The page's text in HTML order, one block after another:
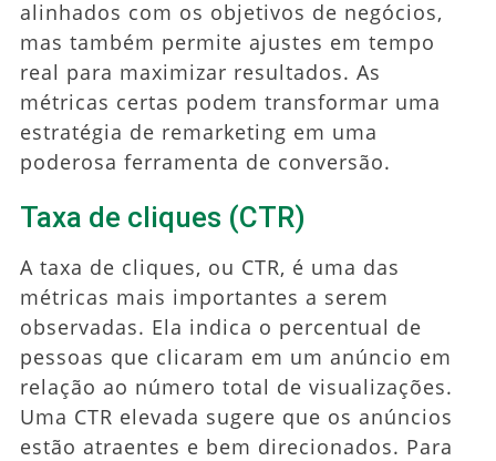
alinhados com os objetivos de negócios,
mas também permite ajustes em tempo
real para maximizar resultados. As
métricas certas podem transformar uma
estratégia de remarketing em uma
poderosa ferramenta de conversão.
Taxa de cliques (CTR)
A taxa de cliques, ou CTR, é uma das
métricas mais importantes a serem
observadas. Ela indica o percentual de
pessoas que clicaram em um anúncio em
relação ao número total de visualizações.
Uma CTR elevada sugere que os anúncios
estão atraentes e bem direcionados. Para